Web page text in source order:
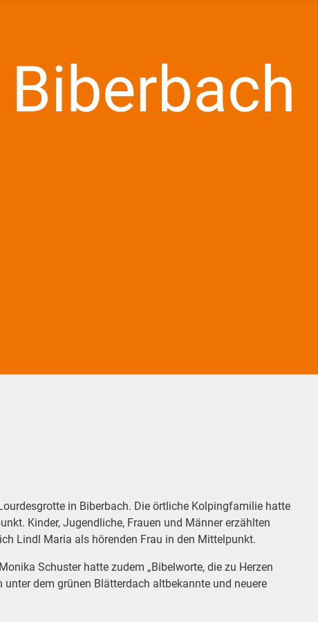
in Biberbach. Die örtliche Kolpingfamilie hatte
Kinder, Jugendliche, Frauen und Männer erzählten
Lindl Maria als hörenden Frau in den Mittelpunkt.
Schuster hatte zudem „Bibelworte, die zu Herzen
dem grünen Blätterdach altbekannte und neuere